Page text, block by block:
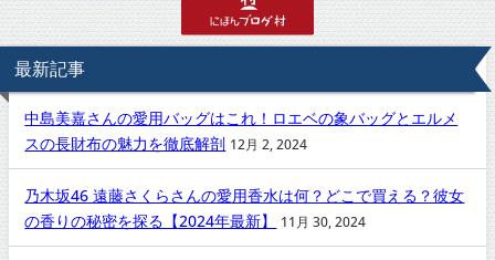
最新記事
中島美嘉さんの愛用バッグはこれ！ロエベの象バッグとエルメ
スの長財布の魅力を徹底解剖 12月 2, 2024
乃木坂46 遠藤さくらさんの愛用香水は何？どこで買える？彼女
の香りの秘密を探る【2024年最新】
11月 30, 2024